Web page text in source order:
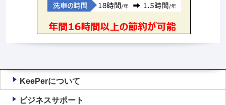
KeePerについて
ビジネスサポート